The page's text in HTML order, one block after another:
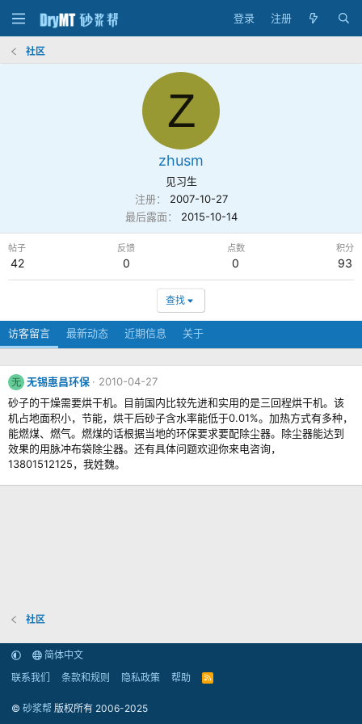
登录 注册
社区
Z
zhusm
见习生
注册
2007-10-27
最后露面
2015-10-14
帖子
42
反馈
0
点数
0
积分
93
查找
访客留言 最新动态 近期信息 关于
无 无锡惠昌环保
2010-04-27
砂子的干燥需要烘干机。目前国内比较先进和实用的是三回程烘干机。该
机占地面积小，节能，烘干后砂子含水率能低于0.01%。加热方式有多种，
能燃煤、燃气。燃煤的话根据当地的环保要求要配除尘器。除尘器能达到
效果的用脉冲布袋除尘器。还有具体问题欢迎你来电咨询，
13801512125，我姓魏。
社区
简体中文
联系我们
条款和规则 隐私政策 帮助
R
© 砂浆帮 版权所有 2006-2025